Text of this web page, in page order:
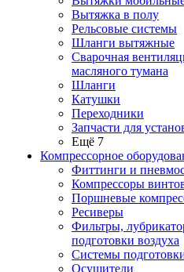
Вытяжка в полу
Рельсовые системы
Шланги вытяжные
Сварочная
масляного тумана
Шланги
Катушки
Переходники
Запчасти для
Ещё 7
Компрессорное
Фиттинги и
Компрессоры
Поршневые
Ресиверы
Фильтры,
подготовки воздуха
Системы
Осушители